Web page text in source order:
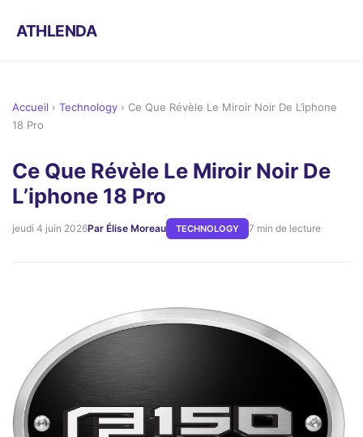
ATHLENDA
Accueil › Technology › Ce Que Révèle Le Miroir Noir De L’iphone
18 Pro
Ce Que Révèle Le Miroir Noir De
L’iphone 18 Pro
jeudi 4 juin 2026Par Élise Moreau TECHNOLOGY 7 min de lecture